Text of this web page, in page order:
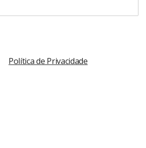
Política de Privacidade